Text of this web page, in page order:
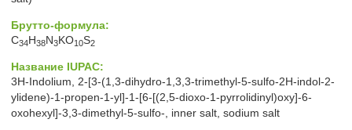
Брутто-формула:
C34H38N3KO10S2
Название IUPAC:
3H-​Indolium, 2-​[3-​(1,​3-​dihydro-​1,​3,​3-​trimethyl-​5-​sulfo-​2H-​indol-​2-​
ylidene)​-​1-​propen-​1-​yl]​-​1-​[6-​[(2,​5-​dioxo-​1-​pyrrolidinyl)​oxy]​-​6-​
oxohexyl]​-​3,​3-​dimethyl-​5-​sulfo-​, inner salt, sodium salt